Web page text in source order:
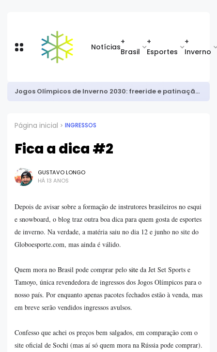
Notícias
+
Brasil
+
Esportes
+
Inverno
Jogos Olímpicos de Inverno 2030: freeride e patinação sincronizada entram; combinado nórdico está fora
Página inicial INGRESSOS
Fica a dica #2
GUSTAVO LONGO
HÁ 13 ANOS
Depois de avisar sobre a formação de instrutores brasileiros no esqui
e snowboard, o blog traz outra boa dica para quem gosta de esportes
de inverno. Na verdade, a matéria saiu no dia 12 e junho no site do
Globoesporte.com, mas ainda é válido.
Quem mora no Brasil pode comprar pelo site da Jet Set Sports e
Tamoyo, única revendedora de ingressos dos Jogos Olímpicos para o
nosso país. Por enquanto apenas pacotes fechados estão à venda, mas
em breve serão vendidos ingressos avulsos.
Confesso que achei os preços bem salgados, em comparação com o
site oficial de Sochi (mas aí só quem mora na Rússia pode comprar).